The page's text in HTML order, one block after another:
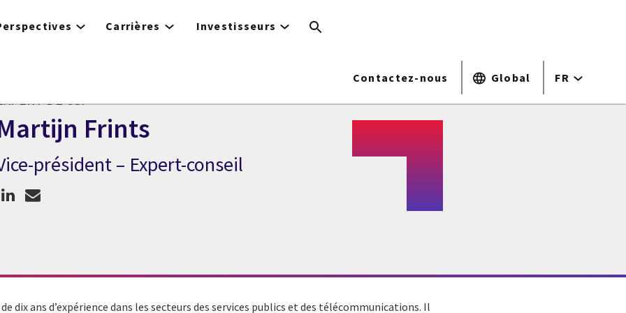
Carrières Investisseurs
Contactez-nous Global FR
DE CGI
Frints
de CGI Martijn Frints
président – Expert-conseil
dix ans d’expérience dans les secteurs des services publics et des télécommunications. Il